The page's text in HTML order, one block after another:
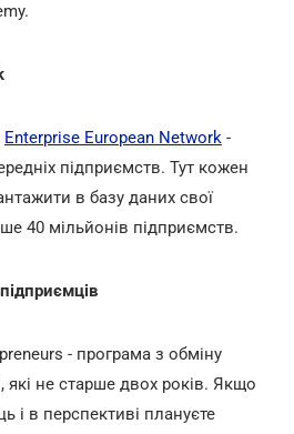
Enterprise European Network -
підприємств. Тут кожен
в базу даних свої
40 мільйонів підприємств.
- програма з обміну
не старше двох років. Якщо
і в перспективі плануєте